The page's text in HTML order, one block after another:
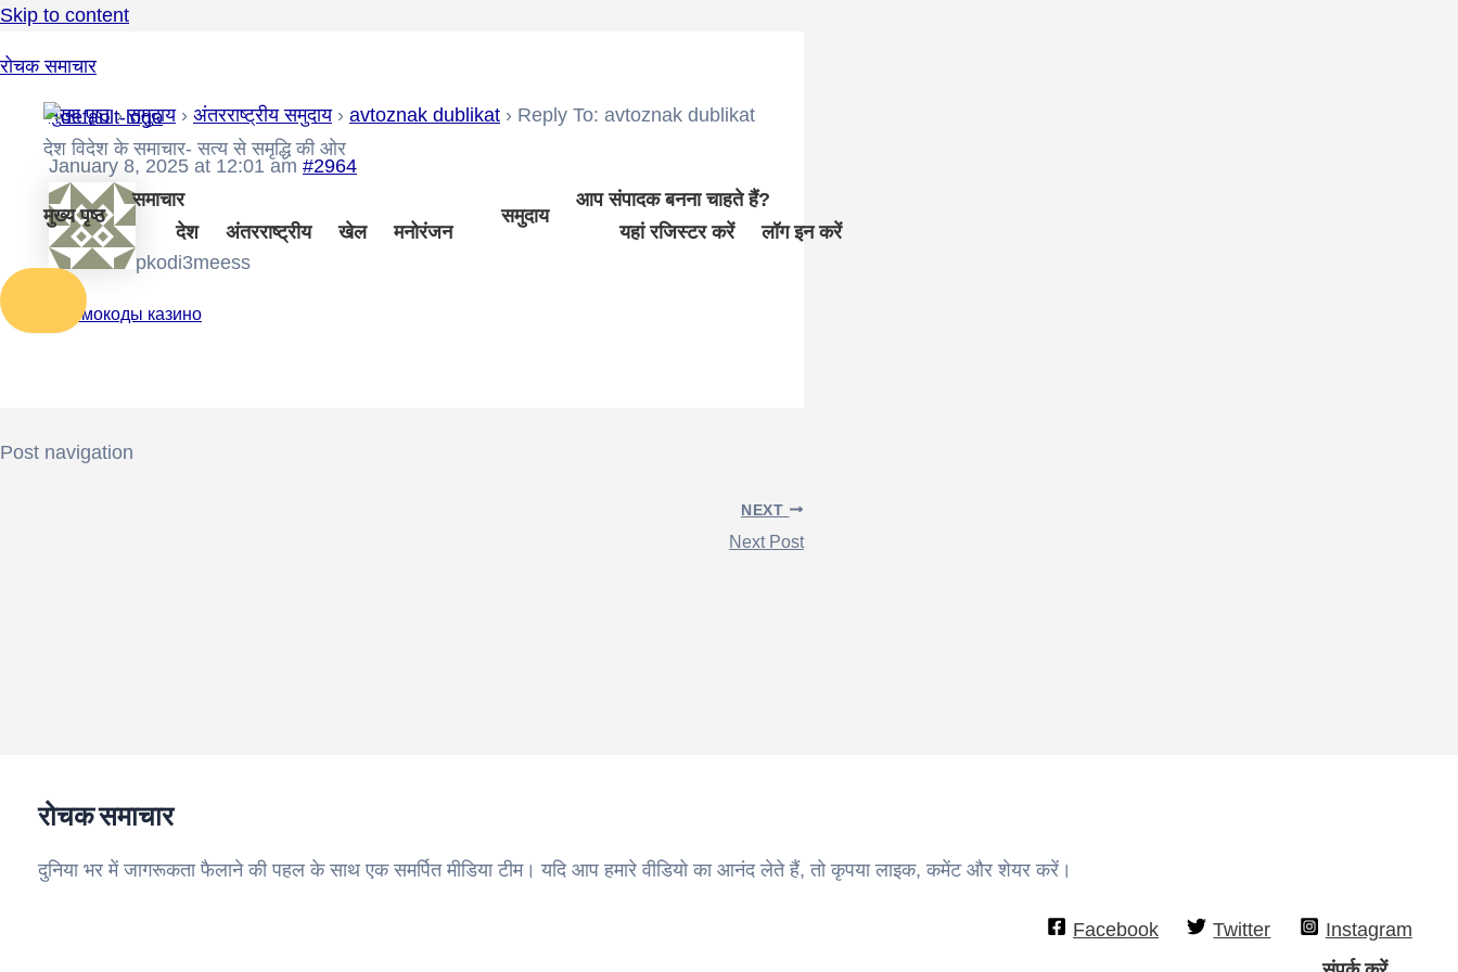
Skip to content
रोचक समाचार
देश विदेश के समाचार- सत्य से समृद्धि की ओर
मुख्य पृष्ठ
समाचार
देश
अंतरराष्ट्रीय खेल मनोरंजन
समुदाय
आप संपादक बनना चाहते हैं?
यहां रजिस्टर करें
लॉग इन करें
मुख्य पृष्ठ › समुदाय › अंतरराष्ट्रीय समुदाय › avtoznak dublikat › Reply To: avtoznak dublikat
January 8, 2025 at 12:01 am #2964
pkodi3meess
Промокоды казино
Post navigation
NEXT
Next Post
रोचक समाचार
दुनिया भर में जागरूकता फैलाने की पहल के साथ एक समर्पित मीडिया टीम। यदि आप हमारे वीडियो का आनंद लेते हैं, तो कृपया लाइक, कमेंट और शेयर करें।
Facebook Twitter
Instagram